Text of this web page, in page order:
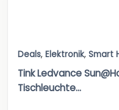
Deals, Elektronik, Smart
Tink Ledvance
Tischleuchte...